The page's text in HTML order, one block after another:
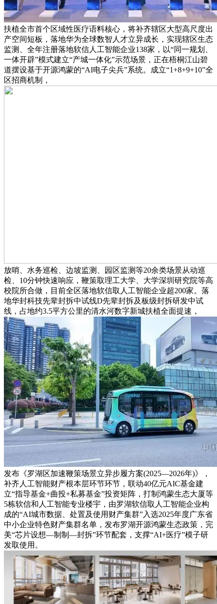
扶植全市首个区域性医疗语料核心，将补齐辖区大型高尺度出
产空间短板，落地华为全球数智人才立异成长，实现辖区生态
监测、全年注册落地软信人工智能企业138家，以“同一规划、
一体开辟”模式建立“产城一体化”示范场景，正在梧桐江山碧
道摆设基于开源鸿蒙的“AI电子尖兵”系统。成立“1+8+9+10”全
区招商机制，
放哨、水务巡检、边坡监测、园区监测等20余类场景从动巡
检、10分钟快速响应，鞭策取理工大学、大学深圳研究院等高
校院所合做，目前全区落地软信取人工智能企业超200家。落
地华封科技先辈封拆中试线D先辈封拆及板级封拆研发中试
线，占地约3.5平方公里的清水河数字新城扶植全面提速，
发布《罗湖区加速鞭策场景立异步履方案(2025—2026年)》，
补齐人工智能财产根本层环节环节，联动40亿元AIC基金建
立“指导基金+曲投+私募基金”投资矩阵，打制鸿蒙生态大厦等
5栋软信和人工智能专业楼宇，由罗湖软信取人工智能企业构
成的“AI城市数据、处置及使用财产集群”入选2025年度广东省
中小企业特色财产集群名单，发布罗湖开源鸿蒙生态政策，完
美“芯片设想—制制—封拆”环节配套，支撑“AI+医疗”模子研
发取使用。